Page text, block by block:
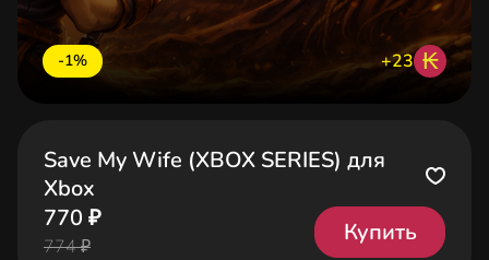
-1% +23 ₭
Save My Wife (XBOX SERIES) для
Xbox
770 ₽
774 ₽
Купить